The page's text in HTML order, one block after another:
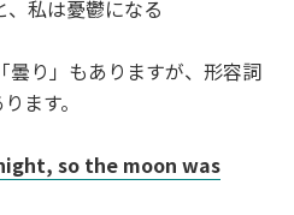
、私は憂鬱になる
曇り」もありますが、形容詞
ます。
so the moon was